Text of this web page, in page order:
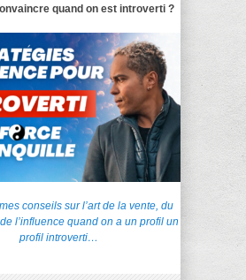
quand on est introverti ?
conseils sur l’art de la vente, du
l’influence quand on a un profil un
profil introverti…